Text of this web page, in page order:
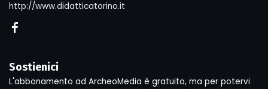
http://www.didatticatorino.it
Sostienici
L'abbonamento ad ArcheoMedia è gratuito, ma per potervi